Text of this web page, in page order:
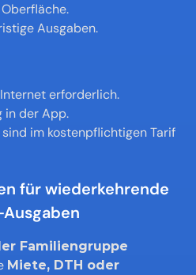
Ausgaben.
erforderlich.
in der App.
im kostenpflichtigen Tarif
für wiederkehrende
Familiengruppe
Miete, DTH oder